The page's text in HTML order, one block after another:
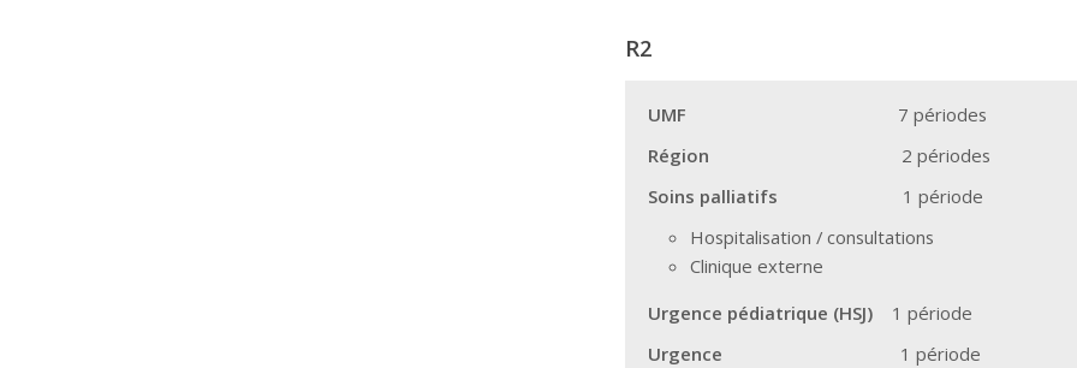
R2
UMF 7 périodes
Région 2 périodes
Soins palliatifs
1 période
Hospitalisation / consultations
Clinique externe
Urgence pédiatrique (HSJ)1 période
Urgence 1 période